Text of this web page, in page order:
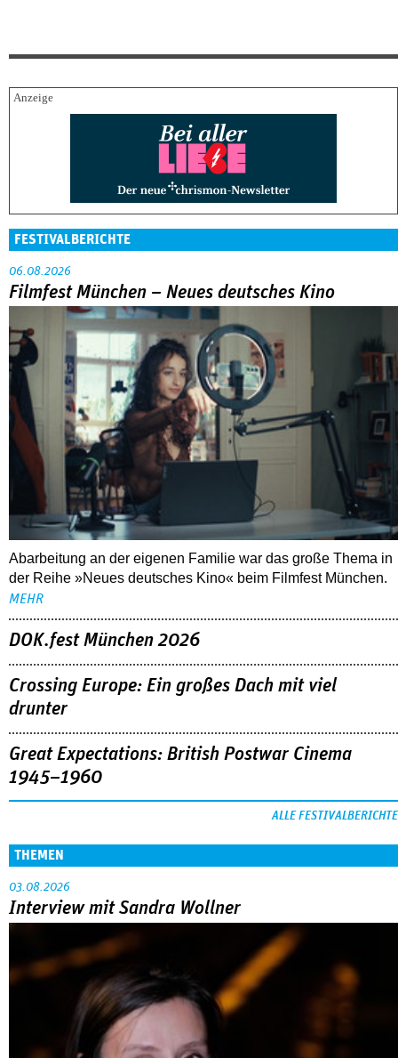
FESTIVALBERICHTE
06.08.2026
Filmfest München – Neues deutsches Kino
Abarbeitung an der eigenen Familie war das große Thema in
der Reihe »Neues deutsches Kino« beim Filmfest München.
MEHR
DOK.fest München 2026
Crossing Europe: Ein großes Dach mit viel
drunter
Great Expectations: British Postwar Cinema
1945–1960
ALLE FESTIVALBERICHTE
THEMEN
03.08.2026
Interview mit Sandra Wollner